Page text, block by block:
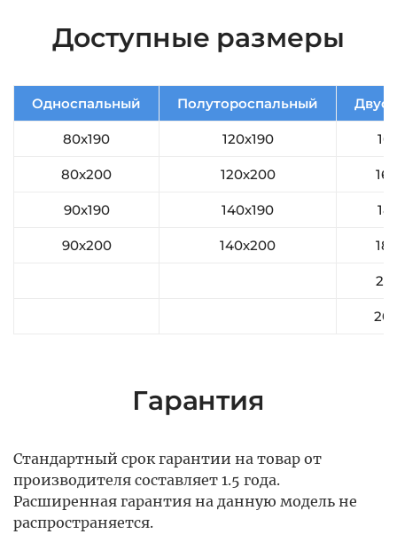
Доступные размеры
Односпальный Полутороспальный
80х190 120х190
80x200 120х200
90х190 140х190
90х200 140х200
Гарантия
Стандартный срок гарантии на товар от
производителя составляет 1.5 года.
Расширенная гарантия на данную модель не
распространяется.